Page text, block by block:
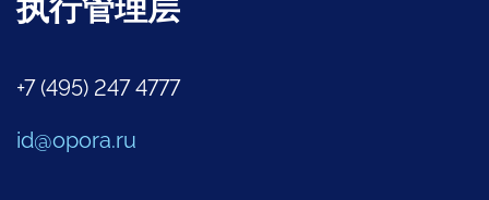
执行管理层
+7 (495) 247 4777
id@opora.ru